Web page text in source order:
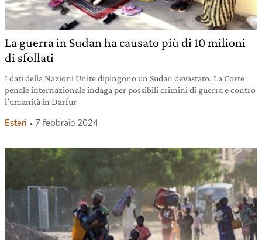
La guerra in Sudan ha causato più di 10 milioni
di sfollati
I dati della Nazioni Unite dipingono un Sudan devastato. La Corte
penale internazionale indaga per possibili crimini di guerra e contro
l’umanità in Darfur
Esteri 7 febbraio 2024